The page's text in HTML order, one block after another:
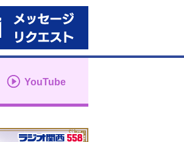
YouTube